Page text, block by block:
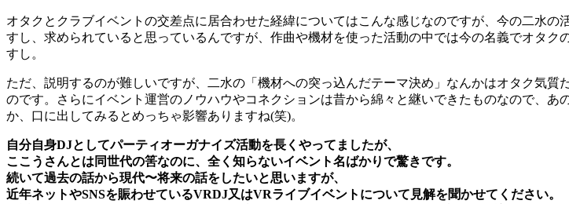
オタクとクラブイベントの交差点に居合わせた経緯についてはこんな感じなのですが、今の二水
すし、求められていると思っているんですが、作曲や機材を使った活動の中では今の名義でオタ
すし。
ただ、説明するのが難しいですが、二水の「機材への突っ込んだテーマ決め」なんかはオタク気
のです。さらにイベント運営のノウハウやコネクションは昔から綿々と継いできたものなので、
か、口に出してみるとめっちゃ影響ありますね(笑)。
自分自身DJとしてパーティオーガナイズ活動を長くやってましたが、
ここうさんとは同世代の筈なのに、全く知らないイベント名ばかりで驚きです。
続いて過去の話から現代〜将来の話をしたいと思いますが、
近年ネットやSNSを賑わせているVRDJ又はVRライブイベントについて見解を聞かせてください。